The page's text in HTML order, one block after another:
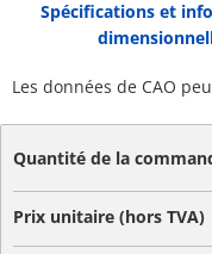
Spécifications et
Les données de CAO
Quantité de la
Prix unitaire (hors TVA)